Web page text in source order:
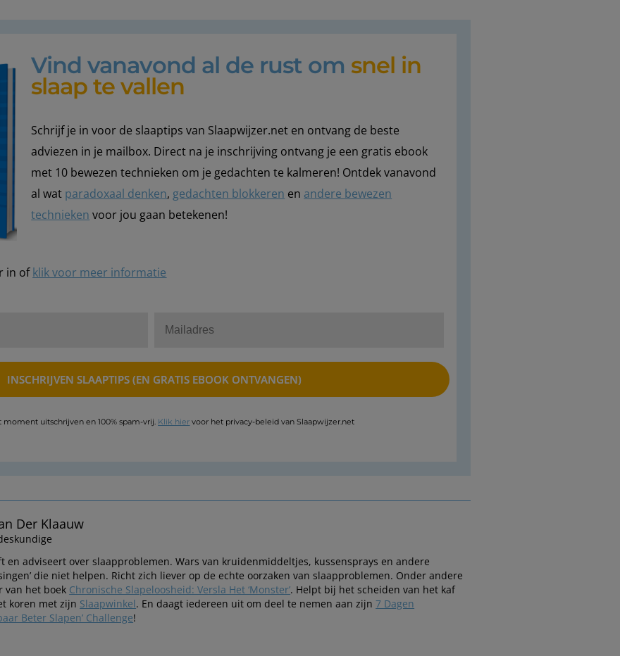
Vind vanavond al de rust om snel in
slaap te vallen
Schrijf je in voor de slaaptips van Slaapwijzer.net en ontvang de beste
adviezen in je mailbox. Direct na je inschrijving ontvang je een gratis ebook
met 10 bewezen technieken om je gedachten te kalmeren! Ontdek vanavond
al wat paradoxaal denken, gedachten blokkeren en andere bewezen
technieken voor jou gaan betekenen!
in ofklik voor meer informatie
moment uitschrijven en 100% spam-vrij. Klik hier voor het privacy-beleid van Slaapwijzer.net
Der Klaauw
en adviseert over slaapproblemen. Wars van kruidenmiddeltjes, kussensprays en andere
die niet helpen. Richt zich liever op de echte oorzaken van slaapproblemen. Onder andere
van het boek Chronische Slapeloosheid: Versla Het ‘Monster’. Helpt bij het scheiden van het kaf
koren met zijn Slaapwinkel. En daagt iedereen uit om deel te nemen aan zijn7 Dagen
Beter Slapen’ Challenge!